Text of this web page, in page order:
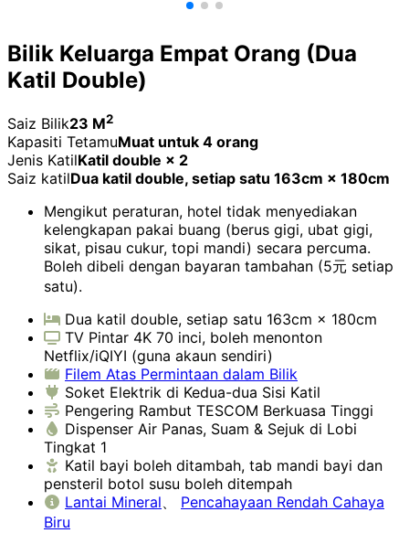
Bilik Keluarga Empat Orang (Dua
Katil Double)
Saiz Bilik23 M2
Kapasiti TetamuMuat untuk 4 orang
Jenis KatilKatil double × 2
Saiz katilDua katil double, setiap satu 163cm × 180cm
Mengikut peraturan, hotel tidak menyediakan
kelengkapan pakai buang (berus gigi, ubat gigi,
sikat, pisau cukur, topi mandi) secara percuma.
Boleh dibeli dengan bayaran tambahan (5元 setiap
satu).
Dua katil double, setiap satu 163cm × 180cm
TV Pintar 4K 70 inci, boleh menonton
Netflix/iQIYI (guna akaun sendiri)
Filem Atas Permintaan dalam Bilik
Soket Elektrik di Kedua-dua Sisi Katil
Pengering Rambut TESCOM Berkuasa Tinggi
Dispenser Air Panas, Suam & Sejuk di Lobi
Tingkat 1
Katil bayi boleh ditambah, tab mandi bayi dan
pensteril botol susu boleh ditempah
Lantai Mineral、 Pencahayaan Rendah Cahaya
Biru